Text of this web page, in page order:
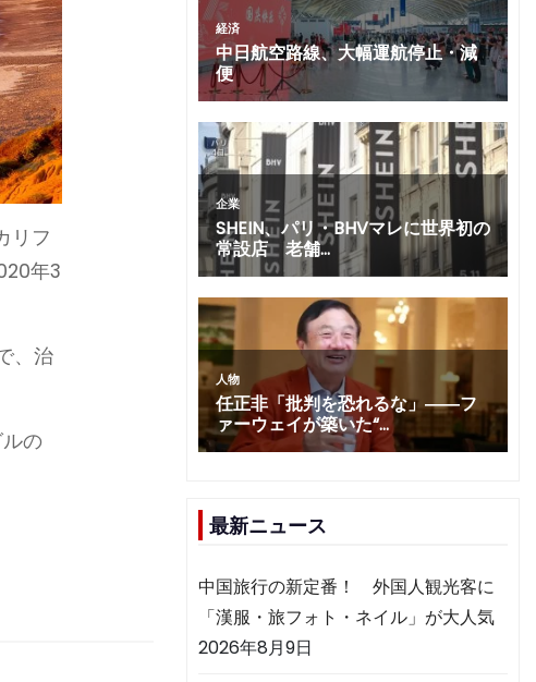
リフ
年3
、治
の
最新ニュース
中国旅行の新定番！ 外国人観光客に
「漢服・旅フォト・ネイル」が大人気
2026年8月9日